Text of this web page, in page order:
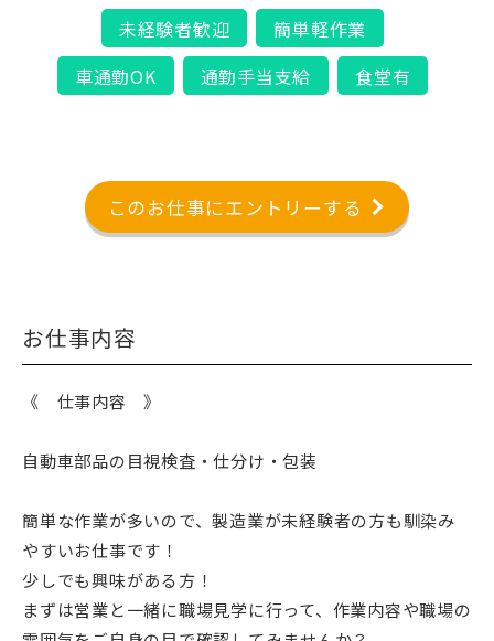
未経験者歓迎
簡単軽作業
車通勤OK
通勤手当支給 食堂有
このお仕事にエントリーする
お仕事内容
《 仕事内容 》
自動車部品の目視検査・仕分け・包装
簡単な作業が多いので、製造業が未経験者の方も馴染み
やすいお仕事です！
少しでも興味がある方！
まずは営業と一緒に職場見学に行って、作業内容や職場の